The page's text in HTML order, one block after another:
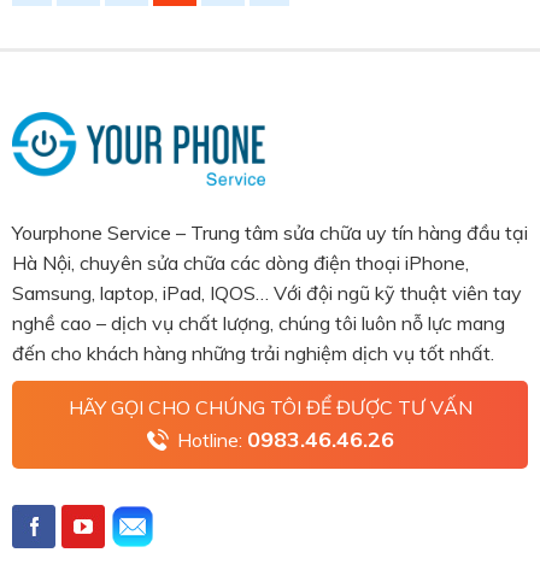
Yourphone Service – Trung tâm sửa chữa uy tín hàng đầu tại
Hà Nội, chuyên sửa chữa các dòng điện thoại iPhone,
Samsung, laptop, iPad, IQOS… Với đội ngũ kỹ thuật viên tay
nghề cao – dịch vụ chất lượng, chúng tôi luôn nỗ lực mang
đến cho khách hàng những trải nghiệm dịch vụ tốt nhất.
HÃY GỌI CHO CHÚNG TÔI ĐỂ ĐƯỢC TƯ VẤN
Hotline: 0983.46.46.26